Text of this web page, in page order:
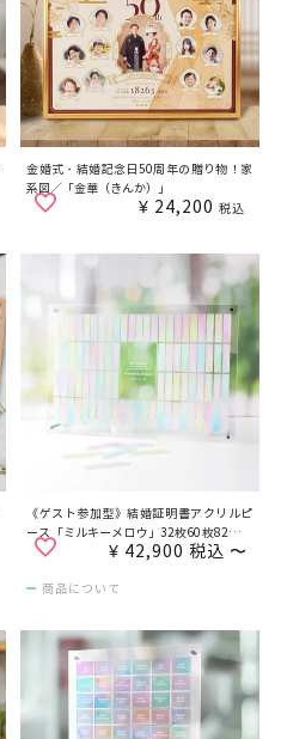
金婚式・結婚記念日50周年の贈り物！家
系図／「金華（きんか）」
¥ 24,200 税込
《ゲスト参加型》結婚証明書アクリルピ
ース「ミルキーメロウ」32枚60枚82枚タ
イプ有（ゲスト名入）
¥ 42,900 税込 〜
商品について